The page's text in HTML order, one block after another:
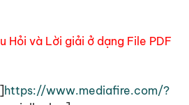
Hỏi và Lời giải ở dạng File PDF
https://www.mediafire.com/?